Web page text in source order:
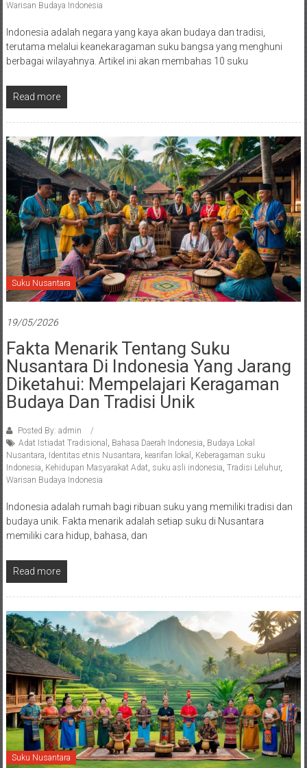
Warisan Budaya Indonesia
Indonesia adalah negara yang kaya akan budaya dan tradisi,
terutama melalui keanekaragaman suku bangsa yang menghuni
berbagai wilayahnya. Artikel ini akan membahas 10 suku
Read more
Suku Nusantara
19/05/2026
Fakta Menarik Tentang Suku
Nusantara Di Indonesia Yang Jarang
Diketahui: Mempelajari Keragaman
Budaya Dan Tradisi Unik
Posted By: admin
Adat Istiadat Tradisional , Bahasa Daerah Indonesia, Budaya Lokal
Nusantara, Identitas etnis Nusantara, kearifan lokal , Keberagaman suku
Indonesia, Kehidupan Masyarakat Adat, suku asli indonesia, Tradisi Leluhur,
Warisan Budaya Indonesia
Indonesia adalah rumah bagi ribuan suku yang memiliki tradisi dan
budaya unik. Fakta menarik adalah setiap suku di Nusantara
memiliki cara hidup, bahasa, dan
Read more
Suku Nusantara